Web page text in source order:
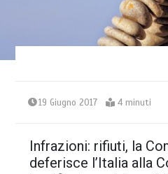
19 Giugno 2017 4 minuti
Infrazioni: rifiuti, la
deferisce l’Italia alla